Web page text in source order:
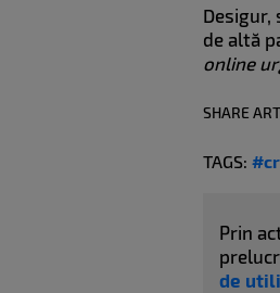
Desigur,
de altă
online
SHARE
TAGS:
Prin
de